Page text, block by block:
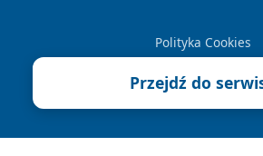
Polityka Cookies
Przejdź do